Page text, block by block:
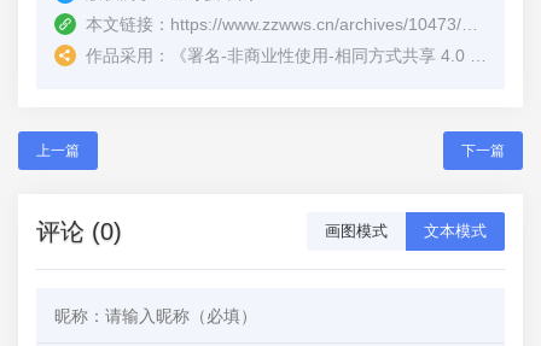
本文链接：
作品采用：
《署名-非商业性使用-相同方式共享 4.0 国际 (CC BY-NC-SA 4.0)
上一篇 下一篇
评论 (0) 画图模式 文本模式